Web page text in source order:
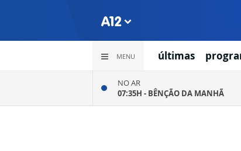
MENU últimas
NO AR
07:35H - BÊNÇÃO DA MANHÃ